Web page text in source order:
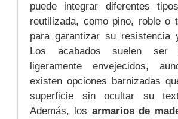
puede integrar diferentes
reutilizada, como pino, roble o
para garantizar su resistencia
Los acabados suelen ser
ligeramente envejecidos,
existen opciones barnizadas
superficie sin ocultar su
Además, los armarios de